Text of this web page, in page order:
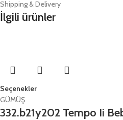
Shipping & Delivery
İlgili ürünler
Seçenekler
GÜMÜŞ
332.b21y202 Tempo Ii